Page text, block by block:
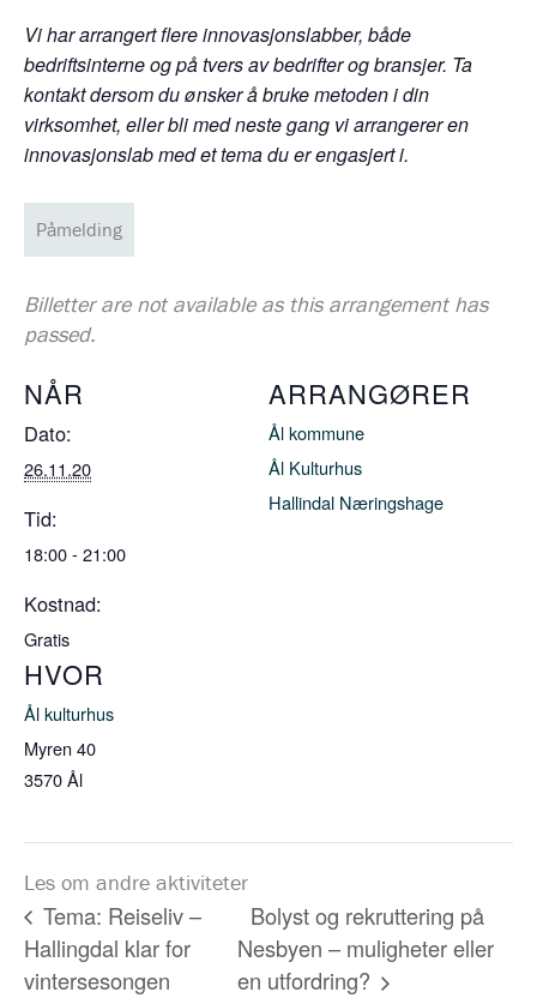
Vi har arrangert flere innovasjonslabber, både
bedriftsinterne og på tvers av bedrifter og bransjer. Ta
kontakt dersom du ønsker å bruke metoden i din
virksomhet, eller bli med neste gang vi arrangerer en
innovasjonslab med et tema du er engasjert i.
Påmelding
Billetter are not available as this arrangement has
passed.
NÅR
Dato:
26.11.20
Tid:
18:00 - 21:00
Kostnad:
Gratis
HVOR
Ål kulturhus
Myren 40
3570Ål
ARRANGØRER
Ål kommune
Ål Kulturhus
Hallindal Næringshage
Les om andre aktiviteter
Tema: Reiseliv –
Hallingdal klar for
vintersesongen
Bolyst og rekruttering på
Nesbyen – muligheter eller
en utfordring?